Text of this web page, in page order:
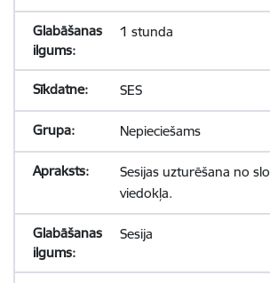
1 stunda
SES
Nepieciešams
Sesijas uzturēšana no
viedokļa.
Sesija